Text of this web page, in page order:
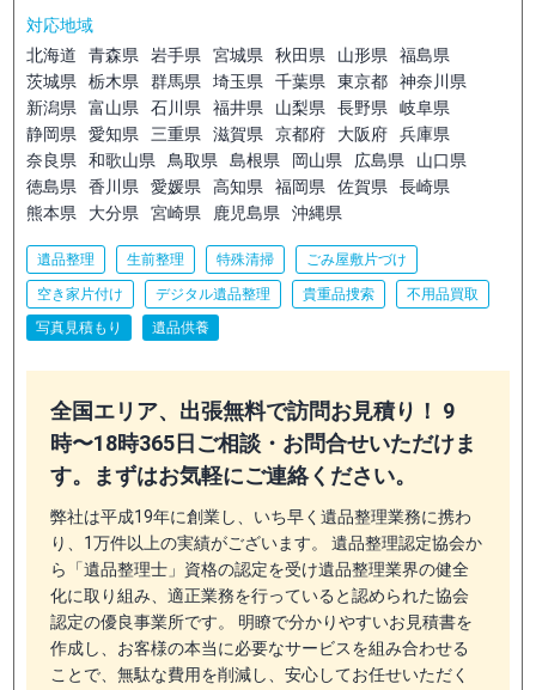
対応地域
北海道
青森県 岩手県 宮城県 秋田県 山形県
福島県
茨城県
栃木県 群馬県 埼玉県 千葉県 東京都
神奈川県
新潟県
富山県 石川県 福井県 山梨県 長野県
岐阜県
静岡県
愛知県 三重県 滋賀県 京都府 大阪府
兵庫県
奈良県
和歌山県 鳥取県 島根県 岡山県 広島県
山口県
徳島県
香川県 愛媛県 高知県 福岡県 佐賀県
長崎県
熊本県
大分県 宮崎県 鹿児島県 沖縄県
遺品整理 生前整理 特殊清掃 ごみ屋敷片づけ
空き家片付け デジタル遺品整理 貴重品捜索
不用品買取
写真見積もり
遺品供養
全国エリア、出張無料で訪問お見積り！ 9
時〜18時365日ご相談・お問合せいただけま
す。まずはお気軽にご連絡ください。
弊社は平成19年に創業し、いち早く遺品整理業務に携わ
り、1万件以上の実績がございます。 遺品整理認定協会か
ら「遺品整理士」資格の認定を受け遺品整理業界の健全
化に取り組み、適正業務を行っていると認められた協会
認定の優良事業所です。 明瞭で分かりやすいお見積書を
作成し、お客様の本当に必要なサービスを組み合わせる
ことで、無駄な費用を削減し、安心してお任せいただく